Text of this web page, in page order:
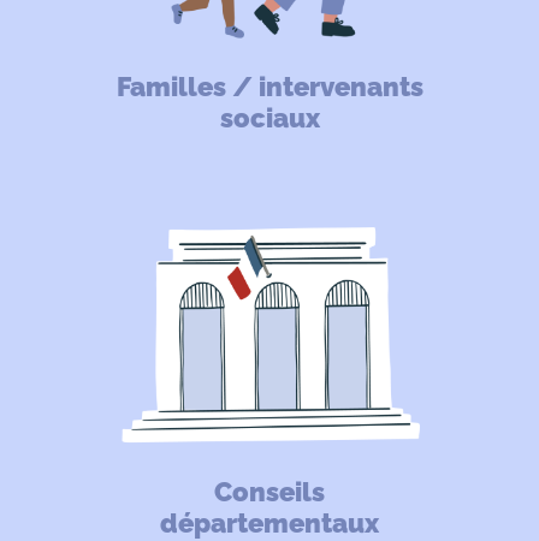
Familles / intervenants
sociaux
Conseils
départementaux